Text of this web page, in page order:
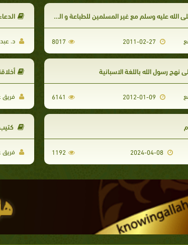
عليه وسلم مع غير المسلمين للطباعة و التحميل
8017 د.
نهج رسول الله باللغة الاسبانية
6141 فريق
2024-04-08
1192 فريق